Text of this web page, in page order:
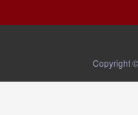
Copyright